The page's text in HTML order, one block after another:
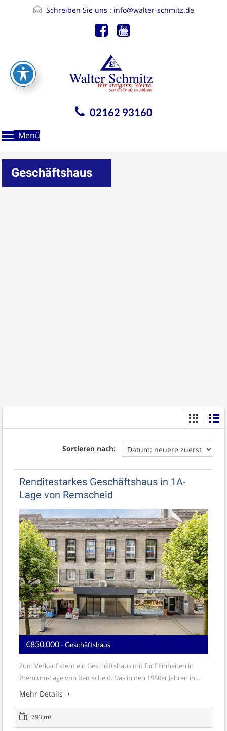
Schreiben Sie uns : info@walter-schmitz.de
02162 93160
Menü
Geschäftshaus
Sortieren nach:
Renditestarkes Geschäftshaus in 1A-
Lage von Remscheid
€850.000- Geschäftshaus
Zum Verkauf steht ein Geschäftshaus mit fünf Einheiten in
Premium-Lage von Remscheid. Das in den 1950er Jahren in...
Mehr Details
793 m²